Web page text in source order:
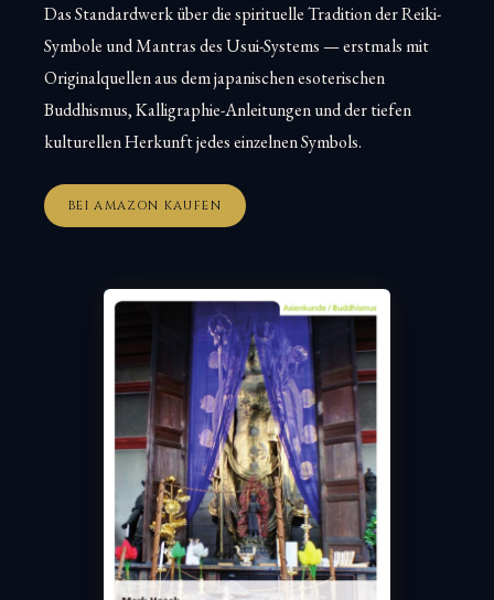
Das Standardwerk über die spirituelle Tradition der Reiki-
Symbole und Mantras des Usui-Systems — erstmals mit
Originalquellen aus dem japanischen esoterischen
Buddhismus, Kalligraphie-Anleitungen und der tiefen
kulturellen Herkunft jedes einzelnen Symbols.
BEI AMAZON KAUFEN